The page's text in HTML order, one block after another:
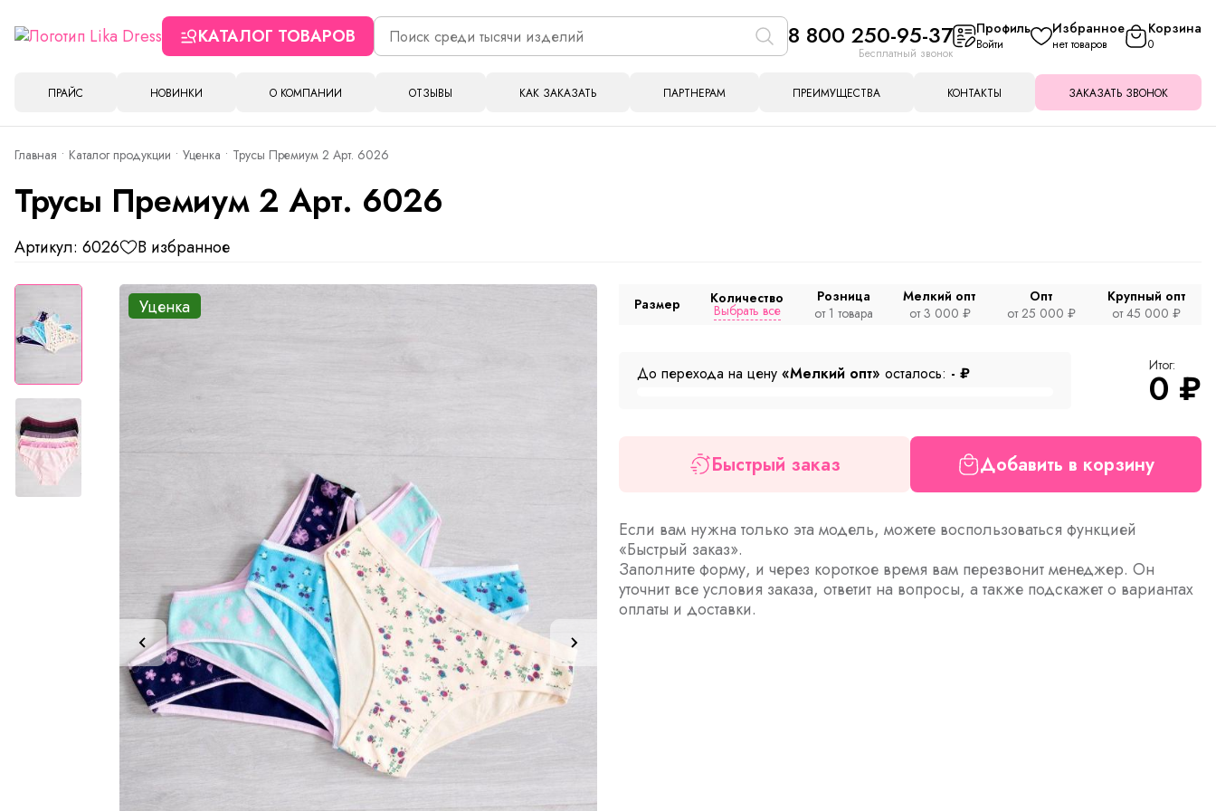
КАТАЛОГ ТОВАРОВ 8 800 250-95-37
Бесплатный звонок
Профиль
Войти
Избранное
нет товаров
Корзина
0
ПРАЙС НОВИНКИ О КОМПАНИИ ОТЗЫВЫ КАК ЗАКАЗАТЬ ПАРТНЕРАМ ПРЕИМУЩЕСТВА КОНТАКТЫ ЗАКАЗАТЬ ЗВОНОК
Главная Каталог продукции Уценка Трусы Премиум 2 Арт. 6026
Трусы Премиум 2 Арт. 6026
Артикул: 6026 В избранное
Уценка Размер Количество
Выбрать все
Розница
от 1 товара
Мелкий опт
от 3 000 ₽
Опт
от 25 000 ₽
Крупный опт
от 45 000 ₽
До перехода на цену «Мелкий опт» осталось: - ₽ Итог:
0 ₽
Быстрый заказ Добавить в корзину
Если вам нужна только эта модель, можете воспользоваться функцией
«Быстрый заказ».
Заполните форму, и через короткое время вам перезвонит менеджер. Он
уточнит все условия заказа, ответит на вопросы, а также подскажет о вариантах
оплаты и доставки.